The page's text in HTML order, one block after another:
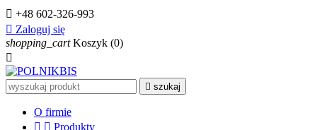
 +48 602-326-993
 Zaloguj się
shopping_cart Koszyk (0)

 szukaj
O firmie
  Produkty